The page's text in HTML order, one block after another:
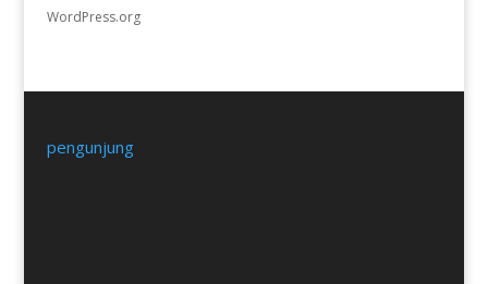
WordPress.org
pengunjung